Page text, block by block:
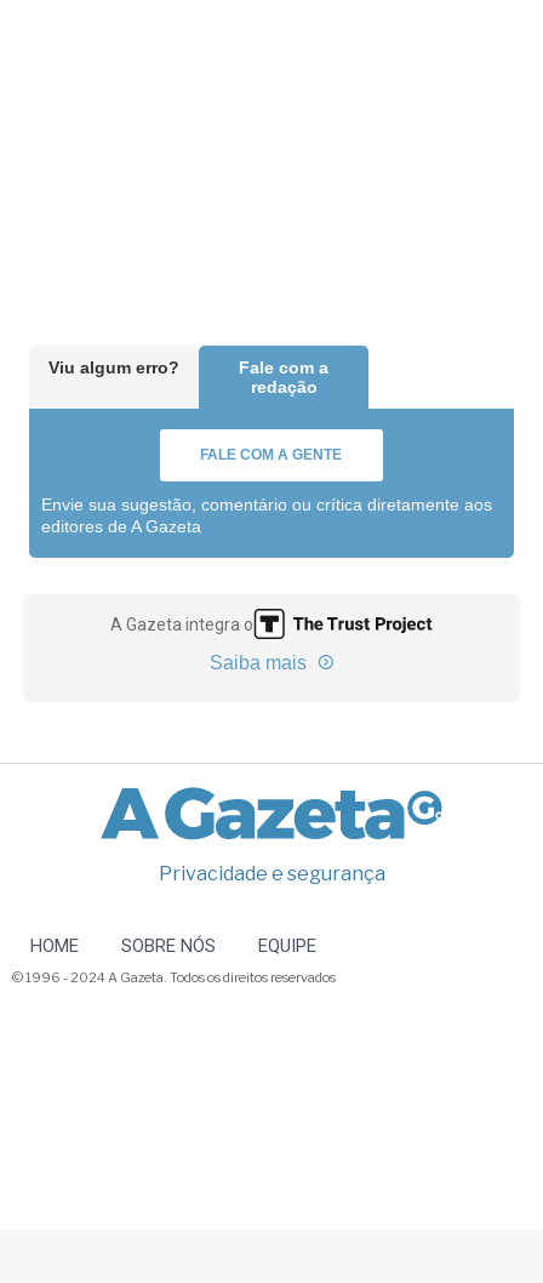
Viu algum erro?
Fale com a
redação
FALE COM A GENTE
Envie sua sugestão, comentário ou crítica diretamente aos
editores de A Gazeta
A Gazeta integra o
Saiba mais
Privacidade e segurança
HOME SOBRE NÓS EQUIPE
© 1996 - 2024 A Gazeta. Todos os direitos reservados